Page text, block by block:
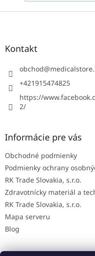
Z
Kontakt
obchod@
+421915474825
https://
2/
Informácie pre vás
Obchodné podmienky
Podmienky ochrany
RK Trade Slovakia, s.r.o.
Zdravotnícky materiál a
RK Trade Slovakia, s.r.o.
Mapa serveru
Blog